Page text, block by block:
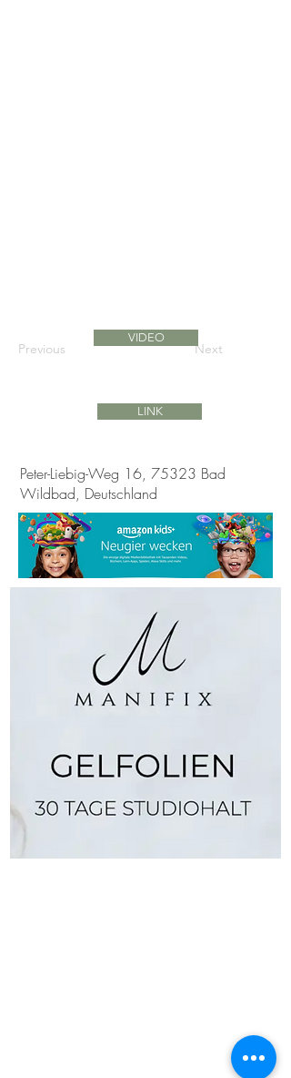
Previous Next
VIDEO
LINK
Peter-Liebig-Weg 16, 75323 Bad
Wildbad, Deutschland